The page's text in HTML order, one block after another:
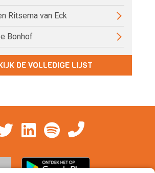
Ritsema van Eck
Bonhof
DE VOLLEDIGE LIJST